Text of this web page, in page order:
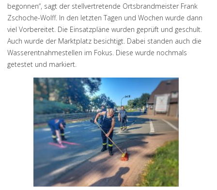
begonnen“, sagt der stellvertretende Ortsbrandmeister Frank
Zschoche-Wolff. In den letzten Tagen und Wochen wurde dann
viel Vorbereitet. Die Einsatzpläne wurden geprüft und geschult.
Auch wurde der Marktplatz besichtigt. Dabei standen auch die
Wasserentnahmestellen im Fokus. Diese wurde nochmals
getestet und markiert.